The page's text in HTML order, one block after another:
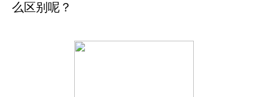
么区别呢？